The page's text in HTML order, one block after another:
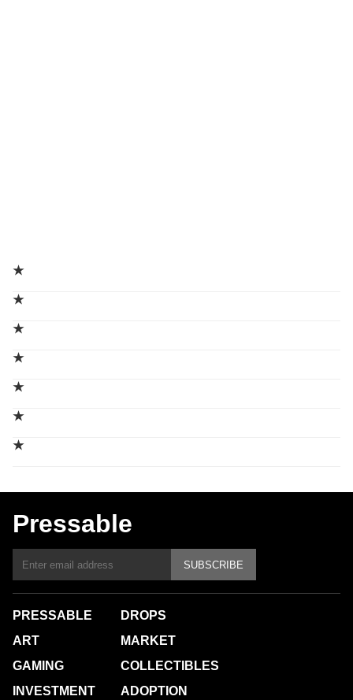
★
★
★
★
★
★
★
Pressable
SUBSCRIBE
PRESSABLE
ART
GAMING
INVESTMENT
DROPS
MARKET
COLLECTIBLES
ADOPTION